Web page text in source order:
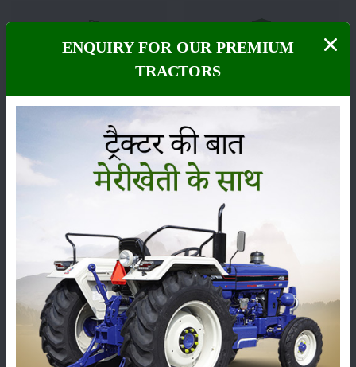
कीटनाशक
कृषि यंत्र
सम्पादकीय अन्य
ENQUIRY FOR OUR PREMIUM
TRACTORS